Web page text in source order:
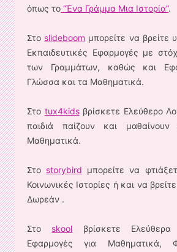
όπως το “Ένα Γράμμα Μια Ιστορία”.
Στο slideboom μπορείτε να βρείτε
Εκπαιδευτικές Εφαρμογές με
των Γραμμάτων, καθώς και
Γλώσσα και τα Μαθηματικά.
Στο tux4kidsβρίσκετε Ελεύθερο
παιδιά παίζουν και μαθαίνουν
Μαθηματικά.
Στο storybird μπορείτε να
Κοινωνικές Ιστορίες ή και να
Δωρεάν .
Στο skool βρίσκετε Ελεύθερα
Εφαρμογές για Μαθηματικά,